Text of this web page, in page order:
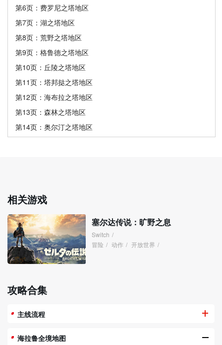
第6页：费罗尼之塔地区
第7页：湖之塔地区
第8页：荒野之塔地区
第9页：格鲁德之塔地区
第10页：丘陵之塔地区
第11页：塔邦挞之塔地区
第12页：海布拉之塔地区
第13页：森林之塔地区
第14页：奥尔汀之塔地区
相关游戏
塞尔达传说：旷野之息
Switch /
冒险 / 动作 / 开放世界 /
攻略合集
主线流程
海拉鲁全境地图